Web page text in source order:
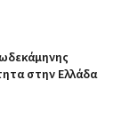
στην Ελλάδα